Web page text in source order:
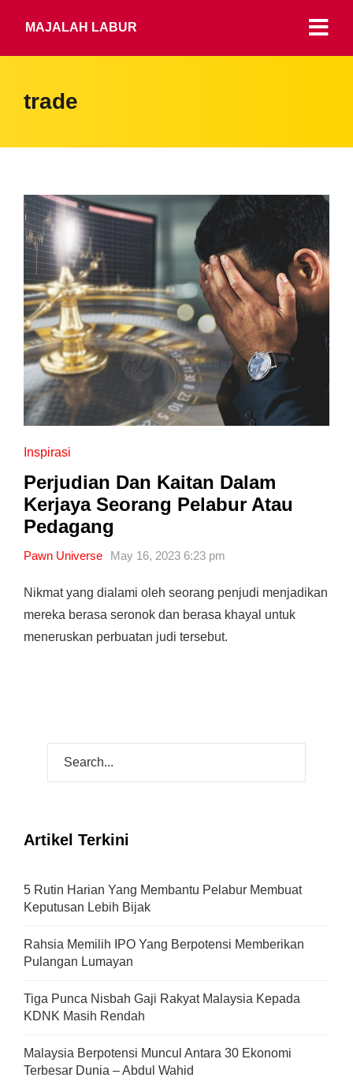
MAJALAH LABUR
trade
Inspirasi
Perjudian Dan Kaitan Dalam
Kerjaya Seorang Pelabur Atau
Pedagang
Pawn Universe May 16, 2023 6:23 pm
Nikmat yang dialami oleh seorang penjudi menjadikan
mereka berasa seronok dan berasa khayal untuk
meneruskan perbuatan judi tersebut.
Artikel Terkini
5 Rutin Harian Yang Membantu Pelabur Membuat
Keputusan Lebih Bijak
Rahsia Memilih IPO Yang Berpotensi Memberikan
Pulangan Lumayan
Tiga Punca Nisbah Gaji Rakyat Malaysia Kepada
KDNK Masih Rendah
Malaysia Berpotensi Muncul Antara 30 Ekonomi
Terbesar Dunia – Abdul Wahid